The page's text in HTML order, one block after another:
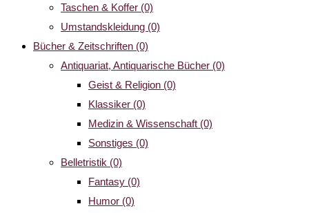
Taschen & Koffer (0)
Umstandskleidung (0)
Bücher & Zeitschriften (0)
Antiquariat, Antiquarische Bücher (0)
Geist & Religion (0)
Klassiker (0)
Medizin & Wissenschaft (0)
Sonstiges (0)
Belletristik (0)
Fantasy (0)
Humor (0)